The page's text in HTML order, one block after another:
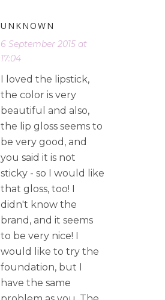
UNKNOWN
6 September 2015 at
17:04
I loved the lipstick,
the color is very
beautiful and also,
the lip gloss seems to
be very good, and
you said it is not
sticky - so I would like
that gloss, too! I
didn't know the
brand, and it seems
to be very nice! I
would like to try the
foundation, but I
have the same